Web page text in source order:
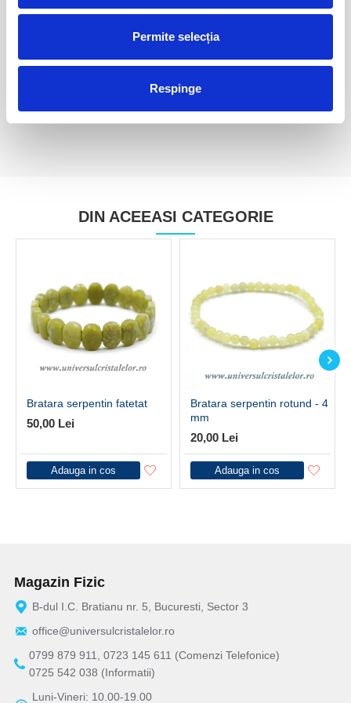
Permite selecția
Respinge
DIN ACEEASI CATEGORIE
Bratara serpentin fatetat
50,00 Lei
Adauga in cos
Bratara serpentin rotund - 4
mm
20,00 Lei
Adauga in cos
Magazin Fizic
B-dul I.C. Bratianu nr. 5, Bucuresti, Sector 3
office@universulcristalelor.ro
0799 879 911, 0723 145 611 (Comenzi Telefonice)
0725 542 038 (Informatii)
Luni-Vineri: 10.00-19.00